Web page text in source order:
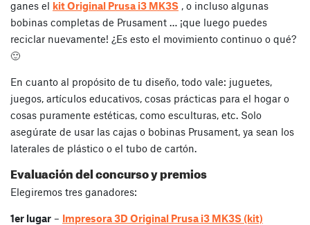
ganes el kit Original Prusa i3 MK3S , o incluso algunas
bobinas completas de Prusament … ¡que luego puedes
reciclar nuevamente! ¿Es esto el movimiento continuo o qué?
🙂
En cuanto al propósito de tu diseño, todo vale: juguetes,
juegos, artículos educativos, cosas prácticas para el hogar o
cosas puramente estéticas, como esculturas, etc. Solo
asegúrate de usar las cajas o bobinas Prusament, ya sean los
laterales de plástico o el tubo de cartón.
Evaluación del concurso y premios
Elegiremos tres ganadores:
1er lugar – Impresora 3D Original Prusa i3 MK3S (kit)